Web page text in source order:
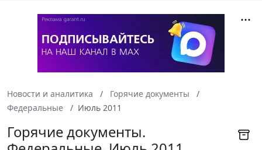
Новости и аналитика
Горячие документы
Федеральные
Июль 2011
Горячие документы.